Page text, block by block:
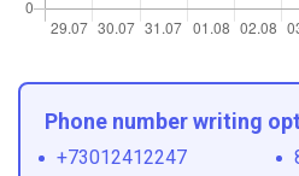
Phone number writing
+73012412247